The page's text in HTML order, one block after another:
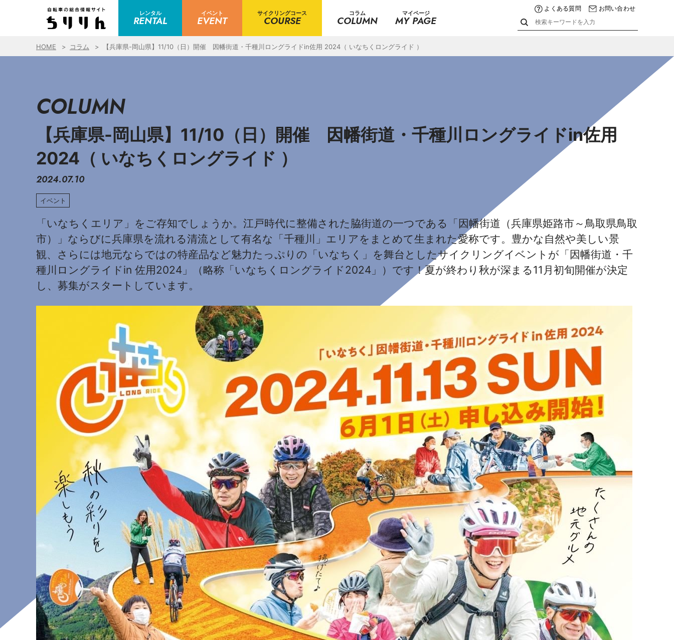
レンタル
RENTAL
イベント
EVENT
サイクリングコース
COURSE
コラム
COLUMN
マイページ
MY PAGE
よくある質問 お問い合わせ
HOME コラム 【兵庫県-岡山県】11/10（日）開催 因幡街道・千種川ロングライドin佐用 2024（ いなちくロングライド ）
COLUMN
【兵庫県-岡山県】11/10（日）開催 因幡街道・千種川ロングライドin佐用
2024（ いなちくロングライド ）
2024.07.10
イベント
「いなちくエリア」をご存知でしょうか。江戸時代に整備された脇街道の一つである「因幡街道（兵庫県姫路市～鳥取県鳥取
市）」ならびに兵庫県を流れる清流として有名な「千種川」エリアをまとめて生まれた愛称です。豊かな自然や美しい景
観、さらには地元ならではの特産品など魅力たっぷりの「いなちく」を舞台としたサイクリングイベントが「因幡街道・千
種川ロングライドin 佐用2024」（略称「いなちくロングライド2024」）です！夏が終わり秋が深まる11月初旬開催が決定
し、募集がスタートしています。